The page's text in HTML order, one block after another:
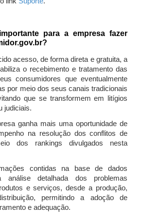
para a empresa fazer
acesso, de forma direta e gratuita, a
o recebimento e tratamento das
consumidores que eventualmente
por meio dos seus canais tradicionais
que se transformem em litígios
judiciais.
ganha mais uma oportunidade de
na resolução dos conflitos de
dos rankings divulgados nesta
contidas na base de dados
análise detalhada dos problemas
e serviços, desde a produção,
permitindo a adoção de
e adequação.